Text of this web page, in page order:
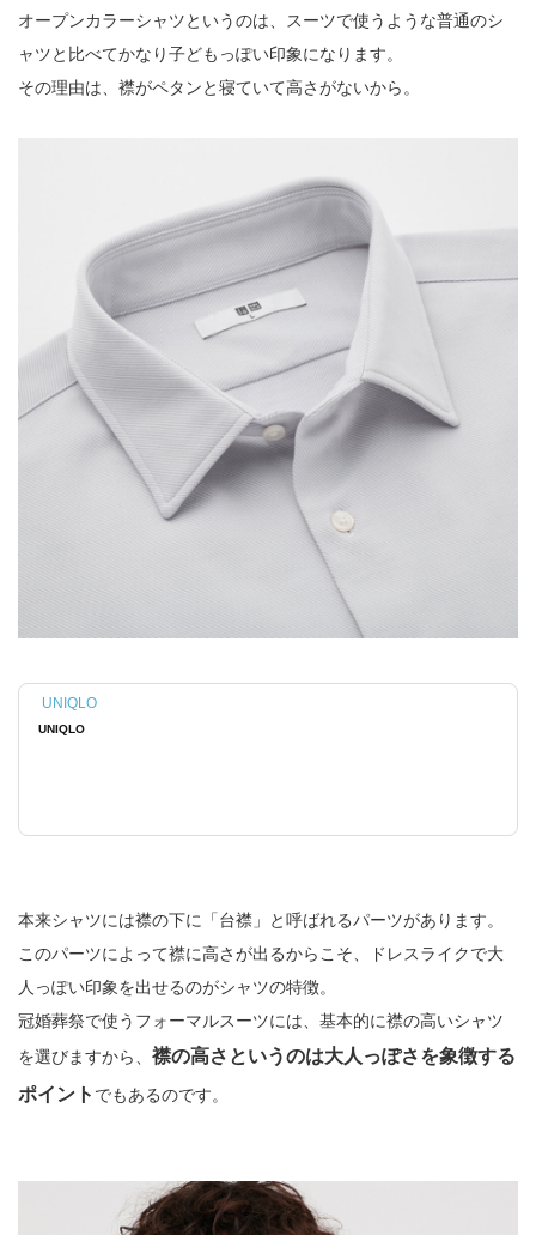
オープンカラーシャツというのは、スーツで使うような普通のシ
ャツと比べてかなり子どもっぽい印象になります。
その理由は、襟がペタンと寝ていて高さがないから。
UNIQLO
UNIQLO
本来シャツには襟の下に「台襟」と呼ばれるパーツがあります。
このパーツによって襟に高さが出るからこそ、ドレスライクで大
人っぽい印象を出せるのがシャツの特徴。
冠婚葬祭で使うフォーマルスーツには、基本的に襟の高いシャツ
を選びますから、 襟の高さというのは大人っぽさを象徴する
ポイント でもあるのです。